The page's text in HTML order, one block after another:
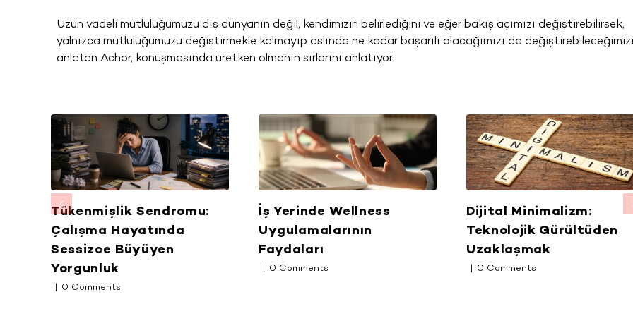
Uzun vadeli mutluluğumuzu dış dünyanın değil, kendimizin belirlediğini ve eğer bakış açımızı değiştirebilirsek,
yalnızca mutluluğumuzu değiştirmekle kalmayıp aslında ne kadar başarılı olacağımızı da değiştirebileceğimizi
anlatan Achor, konuşmasında üretken olmanın sırlarını anlatıyor.
Tükenmişlik Sendromu:
Çalışma Hayatında
Sessizce Büyüyen
Yorgunluk
| 0 Comments
İş Yerinde Wellness
Uygulamalarının
Faydaları
| 0 Comments
Dijital Minimalizm:
Teknolojik Gürültüden
Uzaklaşmak
| 0 Comments